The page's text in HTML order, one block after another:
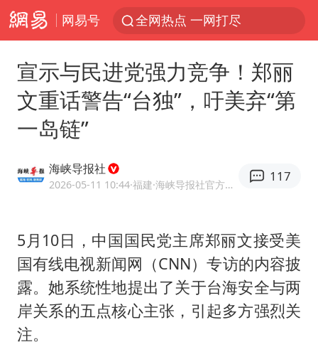
网易号 全网热点 一网打尽
宣示与民进党强力竞争！郑丽
文重话警告“台独”，吁美弃“第
一岛链”
海峡导报社
2026-05-11 10:44·福建 ·海峡导报社官方网易号
117
5月10日，中国国民党主席郑丽文接受美
国有线电视新闻网（CNN）专访的内容披
露。她系统性地提出了关于台海安全与两
岸关系的五点核心主张，引起多方强烈关
注。